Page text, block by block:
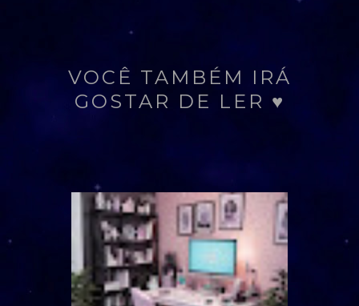
VOCÊ TAMBÉM IRÁ
GOSTAR DE LER ♥